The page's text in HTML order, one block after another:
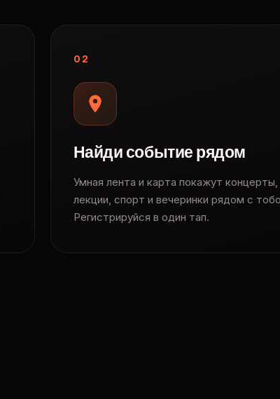
02
Найди событие рядом
Умная лента и карта покажут концерты,
лекции, спорт и вечеринки рядом с
Регистрируйся в один тап.